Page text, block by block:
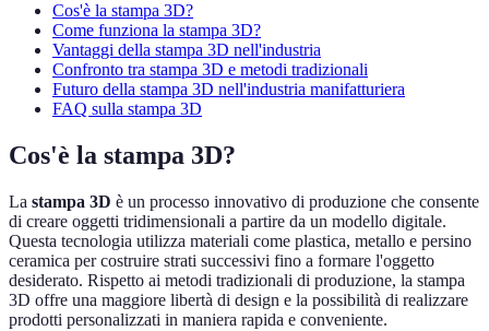
Cos'è la stampa 3D?
Come funziona la stampa 3D?
Vantaggi della stampa 3D nell'industria
Confronto tra stampa 3D e metodi tradizionali
Futuro della stampa 3D nell'industria manifatturiera
FAQ sulla stampa 3D
Cos'è la stampa 3D?
La stampa 3D è un processo innovativo di produzione che consente
di creare oggetti tridimensionali a partire da un modello digitale.
Questa tecnologia utilizza materiali come plastica, metallo e persino
ceramica per costruire strati successivi fino a formare l'oggetto
desiderato. Rispetto ai metodi tradizionali di produzione, la stampa
3D offre una maggiore libertà di design e la possibilità di realizzare
prodotti personalizzati in maniera rapida e conveniente.